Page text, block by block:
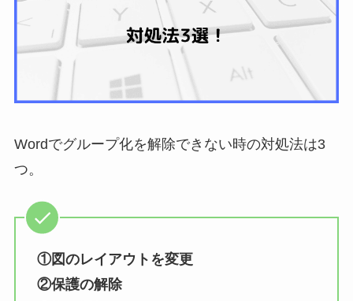
Wordでグループ化を解除できない時の対処法は3
つ。
①図のレイアウトを変更
②保護の解除